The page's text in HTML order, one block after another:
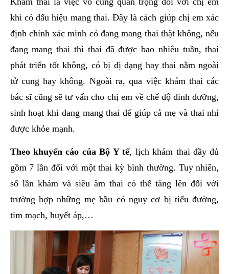
khi có dấu hiệu mang thai. Đây là cách giúp chị em xác
định chính xác mình có đang mang thai thật không, nếu
đang mang thai thì thai đã được bao nhiêu tuần, thai
phát triển tốt không, có bị dị dạng hay thai nằm ngoài
tử cung hay không. Ngoài ra, qua việc khám thai các
bác sĩ cũng sẽ tư vấn cho chị em về chế độ dinh dưỡng,
sinh hoạt khi đang mang thai để giúp cả mẹ và thai nhi
được khỏe mạnh.
Theo khuyến cáo của Bộ Y tế, lịch khám thai đầy đủ
gồm 7 lần đối với một thai kỳ bình thường. Tuy nhiên,
số lần khám và siêu âm thai có thể tăng lên đối với
trường hợp những mẹ bầu có nguy cơ bị tiểu đường,
tim mạch, huyết áp,…